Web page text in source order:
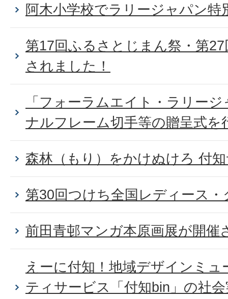
阿木小学校でラリージャパン特
第17回ふるさとじまん祭・第
されました！
「フォーラムエイト・ラリー
ナルフレーム切手等の贈呈式を
森林（もり）をかけぬけろ 付
第30回つけち全国レディース
前田青邨マンガ本原画展が開催
えーに付知！地域デザインミ
ティサービス「付知bin」の社